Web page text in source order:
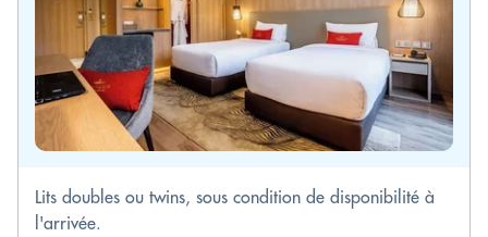
Lits doubles ou twins, sous condition de disponibilité à
l'arrivée.